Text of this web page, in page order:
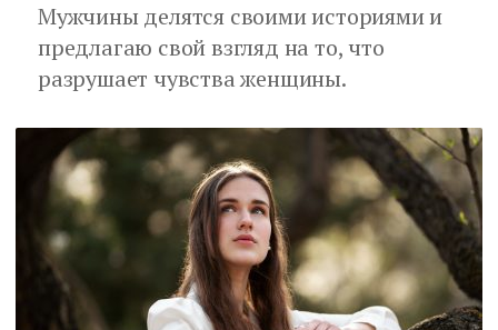
Мужчины делятся своими историями и
предлагаю свой взгляд на то, что
разрушает чувства женщины.